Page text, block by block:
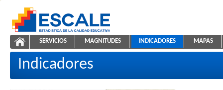
ESCALE - Unidad de Estadística Educativa
Indicadores educativos
NAVEGACIÓN
SERVICIOS MAGNITUDES INDICADORES MAPAS
Indicadores